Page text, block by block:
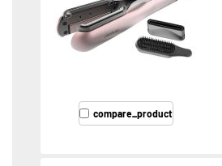
compare_product